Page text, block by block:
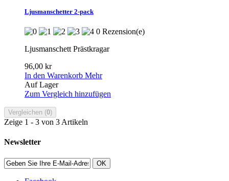
Ljusmanschetter 2-pack
0 Rezension(e)
Ljusmanschett Prästkragar
96,00 kr
In den Warenkorb Mehr
Auf Lager
Zum Vergleich hinzufügen
Vergleichen (0)
Zeige 1 - 3 von 3 Artikeln
Newsletter
OK